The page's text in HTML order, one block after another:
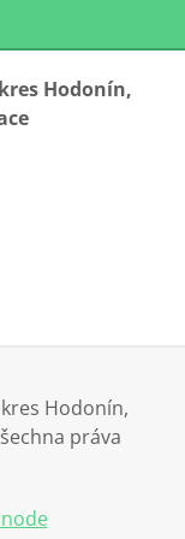
Hodonín,
Hodonín,
práva